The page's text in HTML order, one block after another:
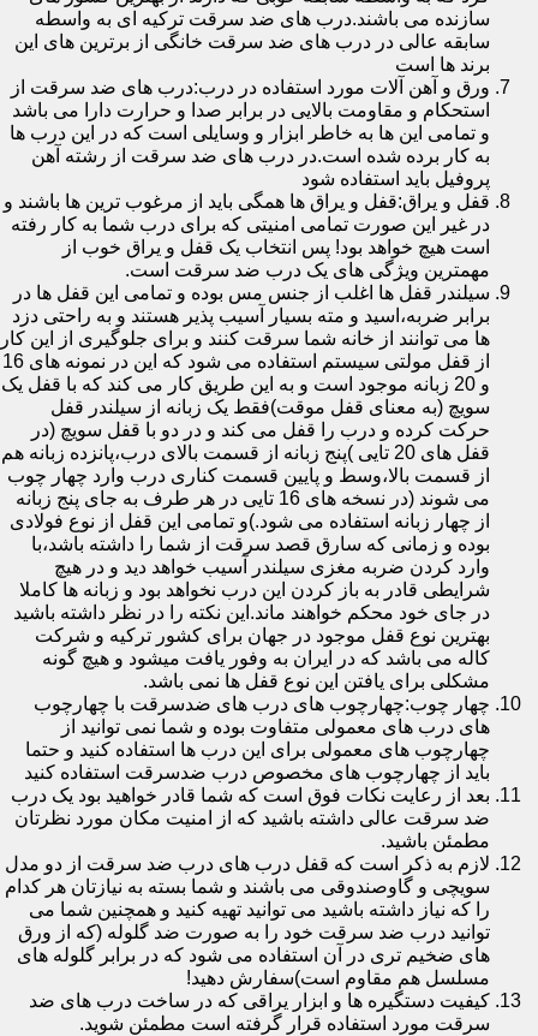
سازنده می باشند.درب های ضد سرقت ترکیه ای به واسطه
سابقه عالی در درب های ضد سرقت خانگی از برترین های این
برند ها است
ورق و آهن آلات مورد استفاده در درب:درب های ضد سرقت از
استحکام و مقاومت بالایی در برابر صدا و حرارت دارا می باشد
و تمامی این ها به خاطر ابزار و وسایلی است که در این درب ها
به کار برده شده است.در درب های ضد سرقت از رشته آهن
پروفیل باید استفاده شود
قفل و یراق:قفل و یراق ها همگی باید از مرغوب ترین ها باشند و
در غیر این صورت تمامی امنیتی که برای درب شما به کار رفته
است هیچ خواهد بود! پس انتخاب یک قفل و یراق خوب از
مهمترین ویژگی های یک درب ضد سرقت است.
سیلندر قفل ها اغلب از جنس مس بوده و تمامی این قفل ها در
برابر ضربه،اسید و مته بسیار آسیب پذیر هستند و به راحتی دزد
ها می توانند از خانه شما سرقت کنند و برای جلوگیری از این کار
از قفل مولتی سیستم استفاده می شود که این در نمونه های 16
و 20 زبانه موجود است و به این طریق کار می کند که با قفل یک
سویچ (به معنای قفل موقت)فقط یک زبانه از سیلندر قفل
حرکت کرده و درب را قفل می کند و در دو با قفل سویچ (در
قفل های 20 تایی )پنج زبانه از قسمت بالای درب،پانزده زبانه هم
از قسمت بالا،وسط و پایین قسمت کناری درب وارد چهار چوب
می شوند (در نسخه های 16 تایی در هر طرف به جای پنج زبانه
از چهار زبانه استفاده می شود.)و تمامی این قفل از نوع فولادی
بوده و زمانی که سارق قصد سرقت از شما را داشته باشد،با
وارد کردن ضربه مغزی سیلندر آسیب خواهد دید و در هیچ
شرایطی قادر به باز کردن این درب نخواهد بود و زبانه ها کاملا
در جای خود محکم خواهند ماند.این نکته را در نظر داشته باشید
بهترین نوع قفل موجود در جهان برای کشور ترکیه و شرکت
کاله می باشد که در ایران به وفور یافت میشود و هیچ گونه
مشکلی برای یافتن این نوع قفل ها نمی باشد.
چهار چوب:چهارچوب های درب های ضدسرقت با چهارچوب
های درب های معمولی متفاوت بوده و شما نمی توانید از
چهارچوب های معمولی برای این درب ها استفاده کنید و حتما
باید از چهارچوب های مخصوص درب ضدسرقت استفاده کنید
بعد از رعایت نکات فوق است که شما قادر خواهید بود یک درب
ضد سرقت عالی داشته باشید که از امنیت مکان مورد نظرتان
مطمئن باشید.
لازم به ذکر است که قفل درب های درب ضد سرقت از دو مدل
سویچی و گاوصندوقی می باشند و شما بسته به نیازتان هر کدام
را که نیاز داشته باشید می توانید تهیه کنید و همچنین شما می
توانید درب ضد سرقت خود را به صورت ضد گلوله (که از ورق
های ضخیم تری در آن استفاده می شود که در برابر گلوله های
مسلسل هم مقاوم است)سفارش دهید!
کیفیت دستگیره ها و ابزار یراقی که در ساخت درب های ضد
سرقت مورد استفاده قرار گرفته است مطمئن شوید.